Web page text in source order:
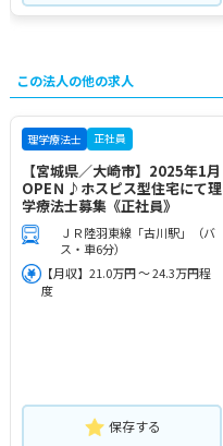
この法人の他の求人
理学療法士 正社員
【宮城県／大崎市】2025年1月
OPEＮ♪ホスピス型住宅にて理
学療法士募集《正社員》
ＪＲ陸羽東線「古川駅」（バ
ス・車6分）
【月収】21.0万円 ～ 24.3万円程
度
保存する